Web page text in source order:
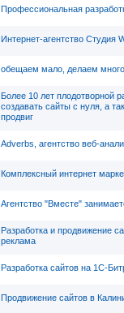
Профессиональная
Интернет-агентство Студия
обещаем мало, делаем
Более 10 лет плодотворной
создавать сайты с нуля, а
продвиг
Adverbs, агентство веб-
Комплексный интернет
Агентство "Вместе"
Разработка и продвижение
реклама
Разработка сайтов на 1С-
Продвижение сайтов в